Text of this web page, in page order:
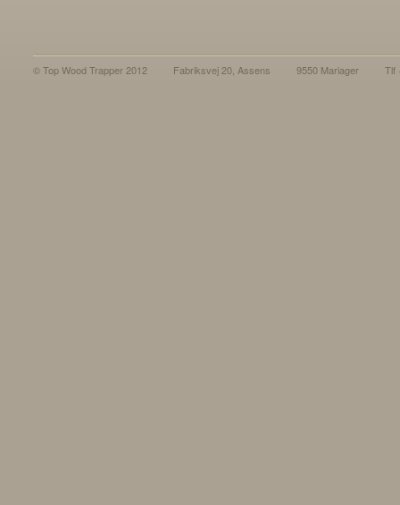
© Top Wood Trapper 2012 Fabriksvej 20, Assens 9550 Mariager Tlf